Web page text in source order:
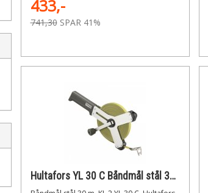
433,-
741,30 SPAR 41%
Hultafors YL 30 C Båndmål stål 30 m, KL 2